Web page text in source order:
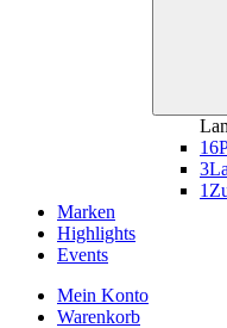
16
3
1
Marken
Highlights
Events
Mein Konto
Warenkorb